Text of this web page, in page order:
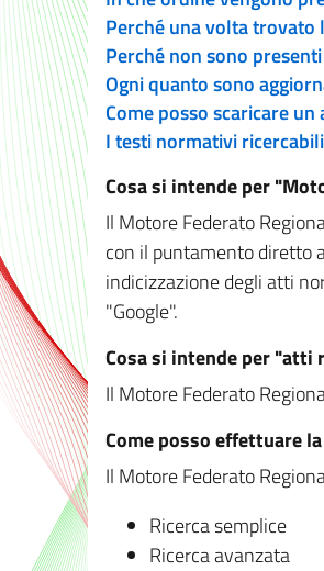
Perché una volta
Perché non sono
Ogni quanto sono
Come posso scaricare
I testi normativi
Cosa si intende per
Il Motore Federato
con il puntamento diretto
indicizzazione degli atti
"Google".
Cosa si intende per "atti
Il Motore Federato
Come posso effettuare
Il Motore Federato
Ricerca semplice
Ricerca avanzata